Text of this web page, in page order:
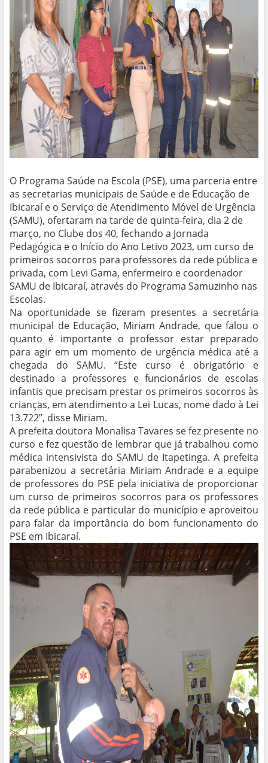
O Programa Saúde na Escola (PSE), uma parceria entre
as secretarias municipais de Saúde e de Educação de
Ibicaraí e o Serviço de Atendimento Móvel de Urgência
(SAMU), ofertaram na tarde de quinta-feira, dia 2 de
março, no Clube dos 40, fechando a Jornada
Pedagógica e o Início do Ano Letivo 2023, um curso de
primeiros socorros para professores da rede pública e
privada, com Levi Gama, enfermeiro e coordenador
SAMU de Ibicaraí, através do Programa Samuzinho nas
Escolas.
Na oportunidade se fizeram presentes a secretária
municipal de Educação, Miriam Andrade, que falou o
quanto é importante o professor estar preparado
para agir em um momento de urgência médica até a
chegada do SAMU. “Este curso é obrigatório e
destinado a professores e funcionários de escolas
infantis que precisam prestar os primeiros socorros às
crianças, em atendimento a Lei Lucas, nome dado à Lei
13.722”, disse Miriam.
A prefeita doutora Monalisa Tavares se fez presente no
curso e fez questão de lembrar que já trabalhou como
médica intensivista do SAMU de Itapetinga. A prefeita
parabenizou a secretária Miriam Andrade e a equipe
de professores do PSE pela iniciativa de proporcionar
um curso de primeiros socorros para os professores
da rede pública e particular do município e aproveitou
para falar da importância do bom funcionamento do
PSE em Ibicaraí.